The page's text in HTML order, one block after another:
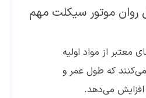
روان موتور سیکلت مهم
معتبر از مواد اولیه
که طول عمر و
می‌دهد.